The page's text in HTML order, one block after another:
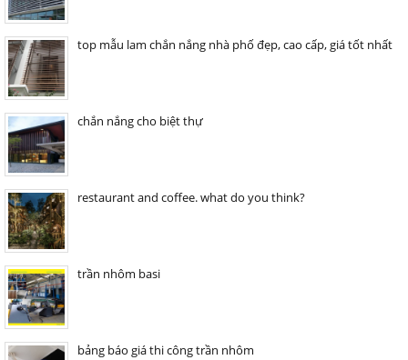
top mẫu lam chắn nắng nhà phố đẹp, cao cấp, giá tốt nhất
chắn nắng cho biệt thự
restaurant and coffee. what do you think?
trần nhôm basi
bảng báo giá thi công trần nhôm